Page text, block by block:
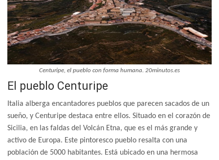
Centuripe, el pueblo con forma humana. 20minutos.es
El pueblo Centuripe
Italia alberga encantadores pueblos que parecen sacados de un
sueño, y Centuripe destaca entre ellos. Situado en el corazón de
Sicilia, en las faldas del Volcán Etna, que es el más grande y
activo de Europa. Este pintoresco pueblo resalta con una
población de 5000 habitantes. Está ubicado en una hermosa